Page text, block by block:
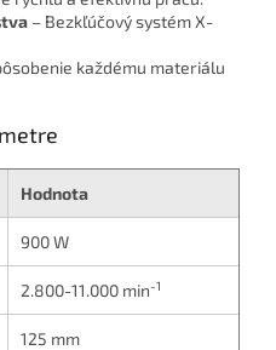
– Bezkľúčový systém X-
každému materiálu
Hodnota
900 W
2.800-11.000 min-1
125 mm